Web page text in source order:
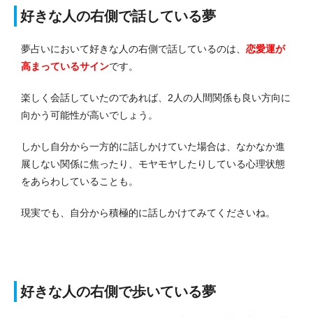
好きな人の右側で話している夢
夢占いにおいて好きな人の右側で話しているのは、 恋愛運が
高まっているサインです。
楽しく会話していたのであれば、2人の人間関係も良い方向に
向かう可能性が高いでしょう。
しかし自分から一方的に話しかけていた場合は、なかなか進
展しない関係に焦ったり、モヤモヤしたりしている心理状態
をあらわしていることも。
現実でも、自分から積極的に話しかけてみてくださいね。
好きな人の右側で歩いている夢